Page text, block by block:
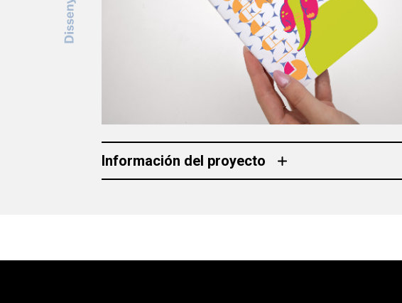
Información del proyecto